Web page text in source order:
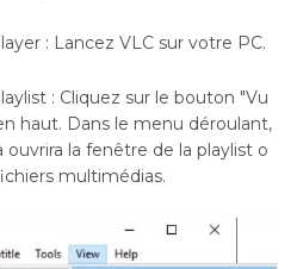
sur les playlists
: Lancez VLC sur votre PC.
: Cliquez sur le bouton "Vu
haut. Dans le menu déroulant,
ouvrira la fenêtre de la playlist o
multimédias.